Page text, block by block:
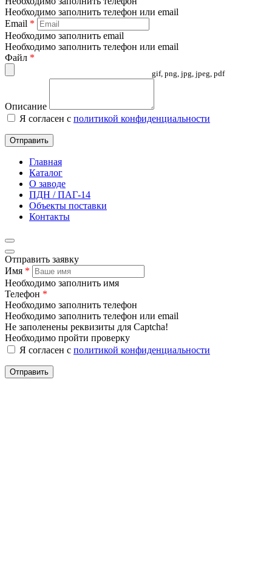
Необходимо заполнить телефон или email
Email *
Необходимо заполнить email
Необходимо заполнить телефон или email
Файл *
gif, png, jpg, jpeg, pdf
Описание
Я согласен с политикой конфиденциальности
Отправить
Главная
Каталог
О заводе
ПДН / ПАГ-14
Объекты поставки
Контакты
Отправить заявку
Имя *
Необходимо заполнить имя
Телефон *
Необходимо заполнить телефон
Необходимо заполнить телефон или email
Не заполенены реквизиты для Captcha!
Необходимо пройти проверку
Я согласен с политикой конфиденциальности
Отправить